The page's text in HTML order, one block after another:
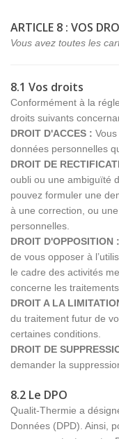
ARTICLE 8 : VOS
Vous avez toutes les
8.1 Vos droits
Conformément à la
droits suivants
DROIT D'ACCES :
données personnelles
DROIT DE
oubli ou une ambiguïté
pouvez formuler une
à une correction, ou
personnelles.
DROIT D'OPPOSITION :
de vous opposer à
le cadre des activités
concerne les
DROIT A LA
du traitement futur de
certaines conditions.
DROIT DE
demander la
8.2 Le DPO
Qualit-Thermie a
Données (DPD). Ainsi,